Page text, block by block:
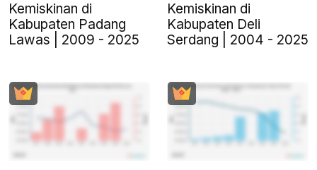
Kemiskinan di
Kabupaten Padang
Lawas | 2009 - 2025
Kemiskinan di
Kabupaten Deli
Serdang | 2004 - 2025